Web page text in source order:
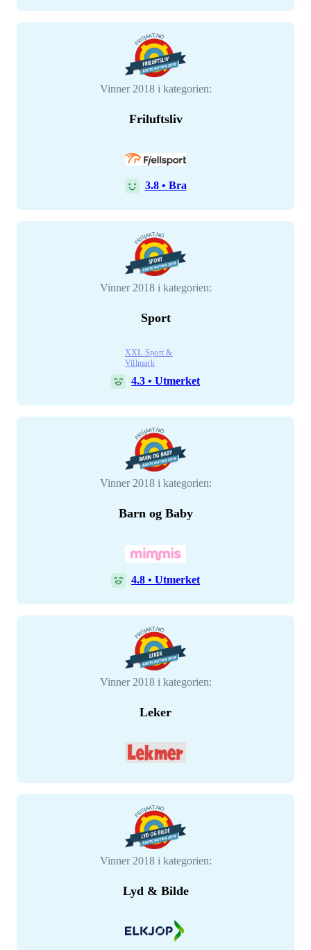
Vinner 2018 i kategorien:
Friluftsliv
3.8• Bra
Vinner 2018 i kategorien:
Sport
XXL Sport &
Villmark
4.3 • Utmerket
Vinner 2018 i kategorien:
Barn og Baby
4.8 • Utmerket
Vinner 2018 i kategorien:
Leker
Vinner 2018 i kategorien:
Lyd & Bilde